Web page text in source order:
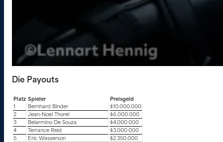
Die Payouts
Platz Spieler
Preisgeld
1
Bernhard Binder
$10.000.000
2
Jean-Noel Thorel
$6.000.000
3
Belarmino De Souza
$4.000.000
4
Terrance Reid
$3.000.000
5
Eric Wasserson
$2.350.000